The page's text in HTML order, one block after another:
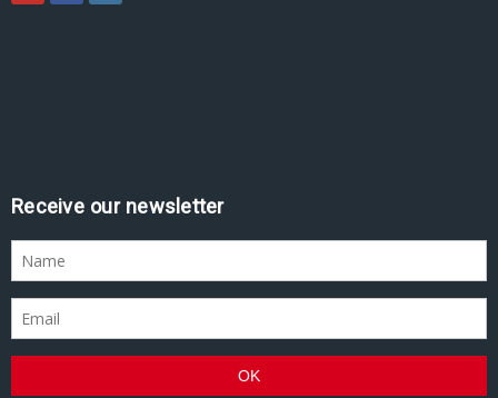
Receive our newsletter